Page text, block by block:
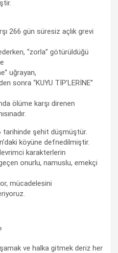
266 gün süresiz açlık grevi
“zorla” götürüldüğü
uğrayan,
sonra “KUYU TİP’LERİNE”
ölüme karşı direnen
tarihinde şehit düşmüştür.
köyüne defnedilmiştir.
karakterlerin
onurlu, namuslu, emekçi
mücadelesini
ve halka gitmek deriz her